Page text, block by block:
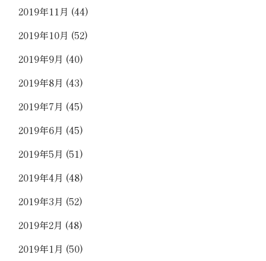
2019年11月 (44)
2019年10月 (52)
2019年9月 (40)
2019年8月 (43)
2019年7月 (45)
2019年6月 (45)
2019年5月 (51)
2019年4月 (48)
2019年3月 (52)
2019年2月 (48)
2019年1月 (50)